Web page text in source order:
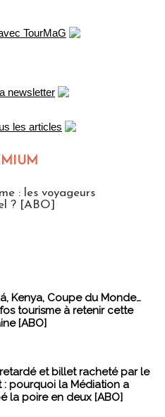
: les voyageurs
? [ABO]
Kenya, Coupe du Monde…
tourisme à retenir cette
[ABO]
et billet racheté par le
: pourquoi la Médiation a
la poire en deux [ABO]